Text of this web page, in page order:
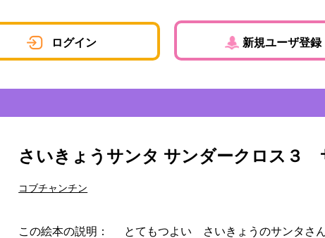
ログイン 新規ユーザ登録
さいきょうサンタ サンダークロス３
コブチャンチン
この絵本の説明：
とてもつよい さいきょうのサンタ